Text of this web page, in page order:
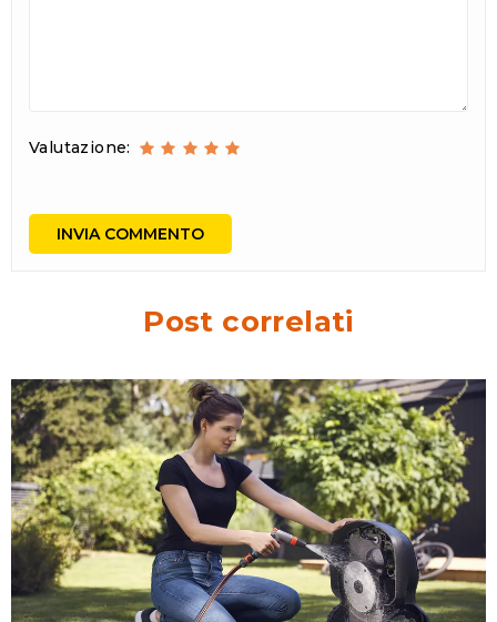
Valutazione:
Post correlati